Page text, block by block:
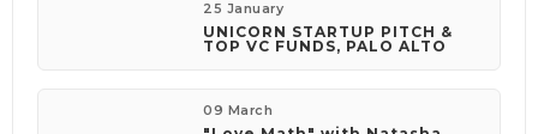
25 January
UNICORN STARTUP PITCH &
TOP VC FUNDS, PALO ALTO
09 March